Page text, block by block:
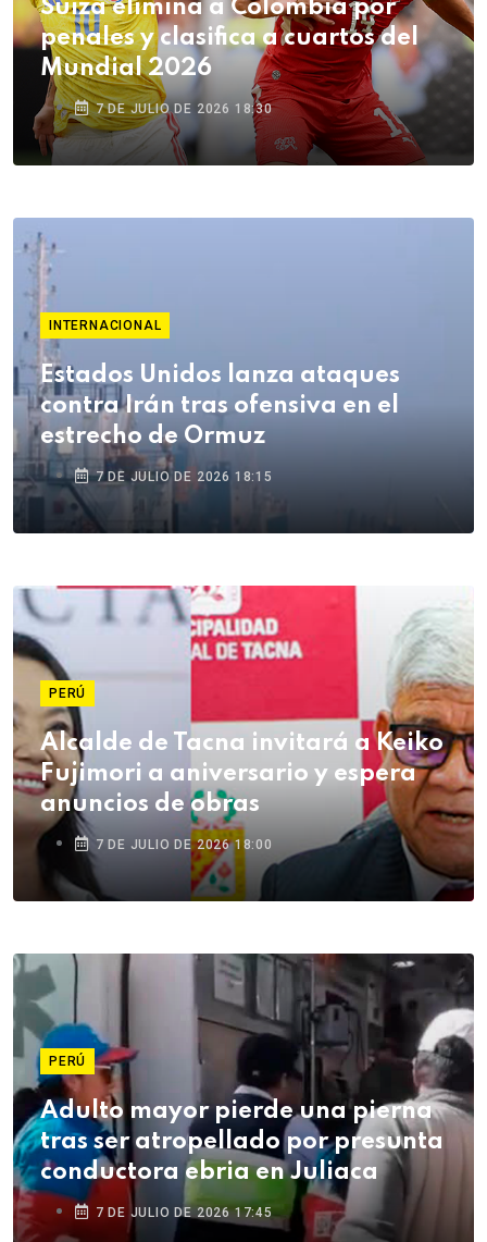
Suiza elimina a Colombia por
penales y clasifica a cuartos del
Mundial 2026
7 DE JULIO DE 2026 18:30
INTERNACIONAL
Estados Unidos lanza ataques
contra Irán tras ofensiva en el
estrecho de Ormuz
7 DE JULIO DE 2026 18:15
PERÚ
Alcalde de Tacna invitará a Keiko
Fujimori a aniversario y espera
anuncios de obras
7 DE JULIO DE 2026 18:00
PERÚ
Adulto mayor pierde una pierna
tras ser atropellado por presunta
conductora ebria en Juliaca
7 DE JULIO DE 2026 17:45